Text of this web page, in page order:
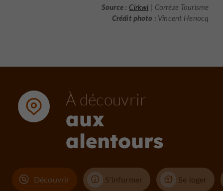
Source : Cirkwi | Corrèze Tourisme
Crédit photo : Vincent Henocq
À découvrir
aux
alentours
Découvrir S'informer Se loger